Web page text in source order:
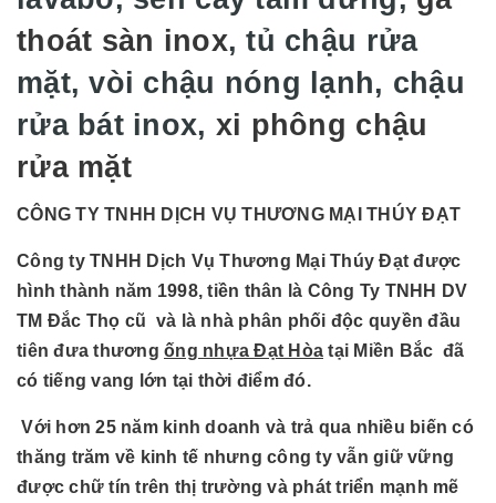
thoát sàn inox, tủ chậu rửa
mặt, vòi chậu nóng lạnh, chậu
rửa bát inox, xi phông chậu
rửa mặt
CÔNG TY TNHH DỊCH VỤ THƯƠNG MẠI THÚY ĐẠT
Công ty TNHH Dịch Vụ Thương Mại Thúy Đạt được
hình thành năm 1998, tiền thân là Công Ty TNHH DV
TM Đắc Thọ cũ và là nhà phân phối độc quyền đầu
tiên đưa thương ống nhựa Đạt Hòa tại Miền Bắc đã
có tiếng vang lớn tại thời điểm đó.
Với hơn 25 năm kinh doanh và trả qua nhiều biến có
thăng trăm về kinh tế nhưng công ty vẫn giữ vững
được chữ tín trên thị trường và phát triển mạnh mẽ